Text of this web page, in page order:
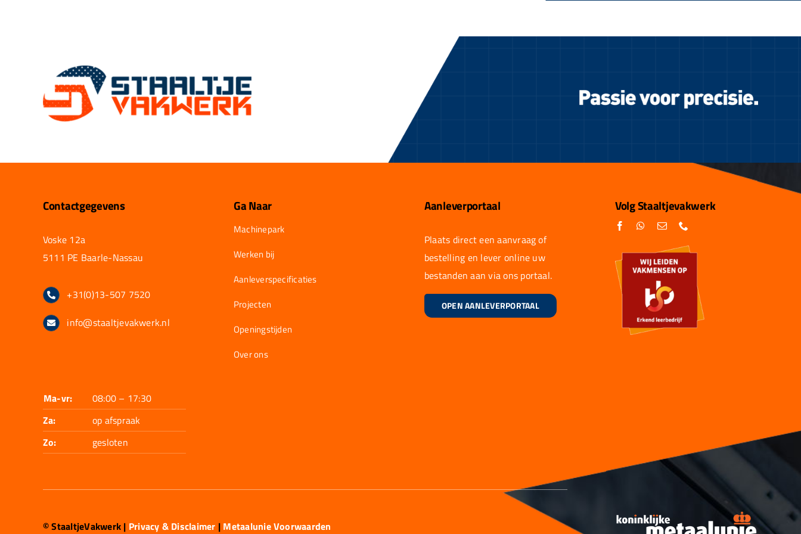
Contactgegevens
Voske 12a
5111 PE Baarle-Nassau
+31(0)13-507 7520
info@staaltjevakwerk.nl
Ma-vr:
08:00 – 17:30
Za:
op afspraak
Zo:
gesloten
Ga Naar
Machinepark
Werken bij
Aanleverspecificaties
Projecten
Openingstijden
Over ons
Aanleverportaal
Plaats direct een aanvraag of
bestelling en lever online uw
bestanden aan via ons portaal.
OPEN AANLEVERPORTAAL
Volg Staaltjevakwerk
© StaaltjeVakwerk | Privacy & Disclaimer | Metaalunie Voorwaarden